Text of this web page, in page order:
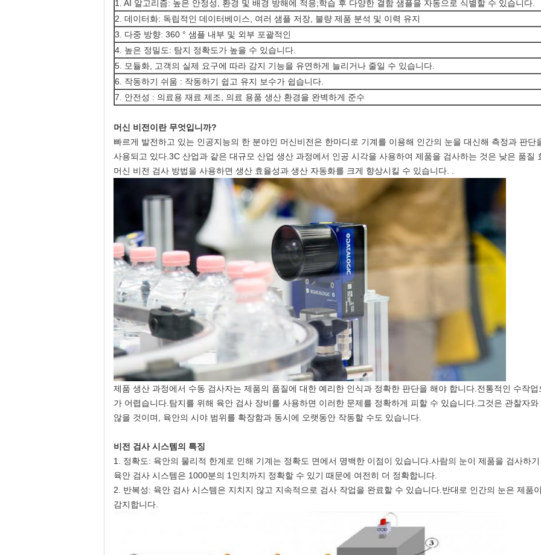
1. AI 알고리즘: 높은 안정성, 환경 및 배경 방해에 적응;학습 후 다양한 결함 샘플을 자동으로 식별할 수 있습니다.
2. 데이터화: 독립적인 데이터베이스, 여러 샘플 저장, 불량 제품 분석 및 이력 유지
3. 다중 방향: 360 ° 샘플 내부 및 외부 포괄적인
4. 높은 정밀도: 탐지 정확도가 높을 수 있습니다.
5. 모듈화, 고객의 실제 요구에 따라 감지 기능을 유연하게 늘리거나 줄일 수 있습니다.
6. 작동하기 쉬움 : 작동하기 쉽고 유지 보수가 쉽습니다.
7. 안전성 : 의료용 재료 제조, 의료 용품 생산 환경을 완벽하게 준수
머신 비전이란 무엇입니까?
빠르게 발전하고 있는 인공지능의 한 분야인 머신비전은 한마디로 기계를 이용해 인간의 눈을 대신해 측정과 판단
사용되고 있다.3C 산업과 같은 대규모 산업 생산 과정에서 인공 시각을 사용하여 제품을 검사하는 것은 낮은 품질
머신 비전 검사 방법을 사용하면 생산 효율성과 생산 자동화를 크게 향상시킬 수 있습니다. .
제품 생산 과정에서 수동 검사자는 제품의 품질에 대한 예리한 인식과 정확한 판단을 해야 합니다.전통적인 수작
가 어렵습니다.탐지를 위해 육안 검사 장비를 사용하면 이러한 문제를 정확하게 피할 수 있습니다.그것은 관찰자
않을 것이며, 육안의 시야 범위를 확장함과 동시에 오랫동안 작동할 수도 있습니다.
비전 검사 시스템의 특징
1. 정확도: 육안의 물리적 한계로 인해 기계는 정확도 면에서 명백한 이점이 있습니다.사람의 눈이 제품을 검사하
육안 검사 시스템은 1000분의 1인치까지 정확할 수 있기 때문에 여전히 더 정확합니다.
2. 반복성: 육안 검사 시스템은 지치지 않고 지속적으로 검사 작업을 완료할 수 있습니다.반대로 인간의 눈은 제품
감지합니다.